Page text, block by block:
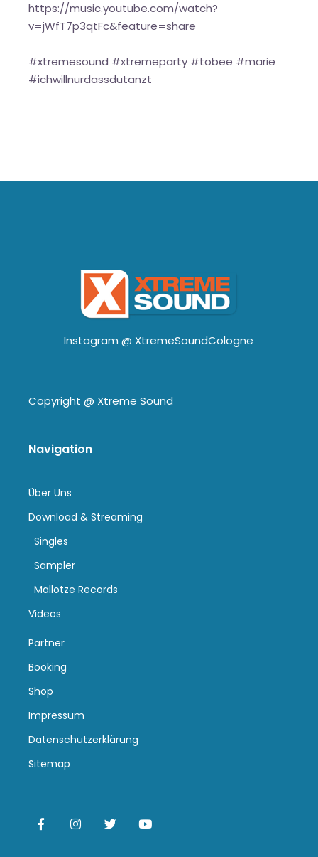
https://music.youtube.com/watch?
v=jWfT7p3qtFc&feature=share
#xtremesound #xtremeparty #tobee #marie
#ichwillnurdassdutanzt
Instagram @ XtremeSoundCologne
Copyright @ Xtreme Sound
Navigation
Über Uns
Download & Streaming
Singles
Sampler
Mallotze Records
Videos
Partner
Booking
Shop
Impressum
Datenschutzerklärung
Sitemap